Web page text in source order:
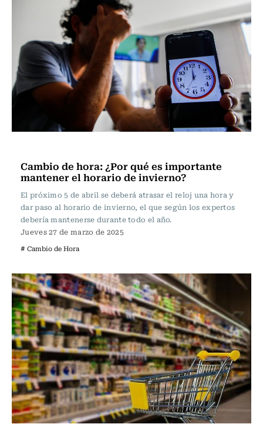
Cambio de hora: ¿Por qué es importante
mantener el horario de invierno?
El próximo 5 de abril se deberá atrasar el reloj una hora y
dar paso al horario de invierno, el que según los expertos
debería mantenerse durante todo el año.
Jueves 27 de marzo de 2025
# Cambio de Hora